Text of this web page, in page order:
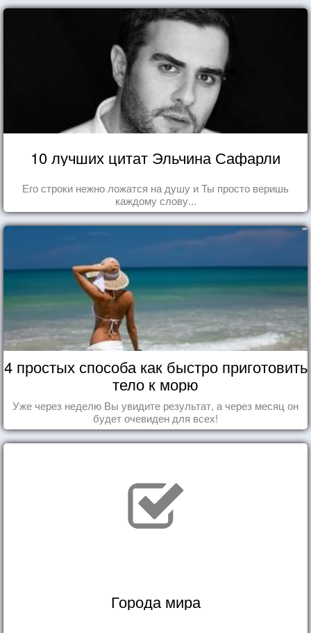
10 лучших цитат Эльчина Сафарли
Его строки нежно ложатся на душу и Ты просто веришь
каждому слову...
4 простых способа как быстро приготовить
тело к морю
Уже через неделю Вы увидите результат, а через месяц он
будет очевиден для всех!
Города мира